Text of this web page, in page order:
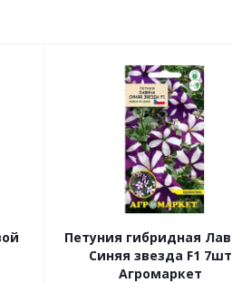
Петуния гибридная
Синяя звезда F1 7шт
Агромаркет